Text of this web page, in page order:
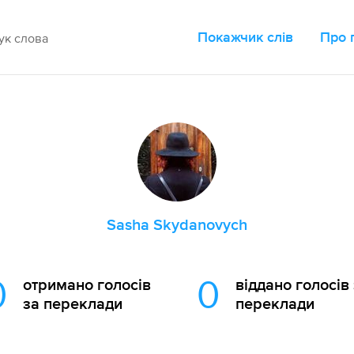
Покажчик слів Про
Sasha Skydanovych
отримано голосів
за переклади
0
віддано голосів
переклади